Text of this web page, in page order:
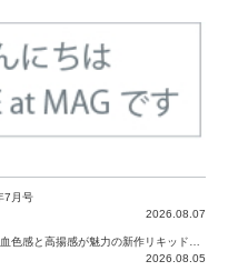
7月号
2026.08.07
まもなくNARSから登場するのは、シアーな血色感と高揚感が魅力の新作リキッドブラッシュ「インセイシャブル リキッドブラッシュ」と、ゴールデンアワーに染まる空にインスピレーションを得た「アフターグロー リップシャイン」の新色！夏をハックして！
2026.08.05